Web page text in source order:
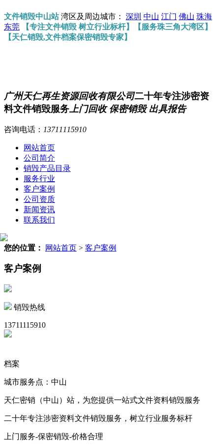
文件销毁中山站湾区及周边城市： 深圳 中山 江门 佛山 珠海
东莞
【专注文件销毁 树立行业标杆】【服务珠三角大湾区】
【天仁销毁,文件档案保密销毁专家】
广州天仁再生资源回收有限公司二十年专注涉密资
料文件销毁服务 上门回收 保密销毁 出具报告
咨询电话： 13711115910
网站首页
公司简介
销毁产品目录
服务行业
客户案例
公司资质
新闻资讯
联系我们
您的位置： 网站首页 > 客户案例
客户案例
销毁热线
13711115910
档案
城市服务点：中山
天仁密销（中山）站，为您提供一站式文件资料销毁服务
二十年专注涉密资料文件销毁服务，树立行业服务标杆
上门服务-保密销毁-价格合理